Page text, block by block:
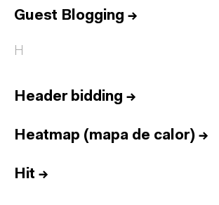
Guest Blogging →
H
Header bidding →
Heatmap (mapa de calor) →
Hit →